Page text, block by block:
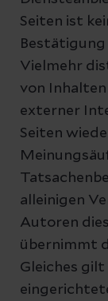
Seiten ist
Vielmehr
von
externer
Seiten
alleinigen
Autoren
übernimmt
Gleiches